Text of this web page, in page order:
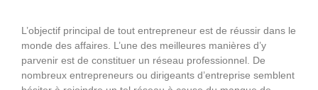
L’objectif principal de tout entrepreneur est de réussir dans le
monde des affaires. L’une des meilleures manières d’y
parvenir est de constituer un réseau professionnel. De
nombreux entrepreneurs ou dirigeants d’entreprise semblent